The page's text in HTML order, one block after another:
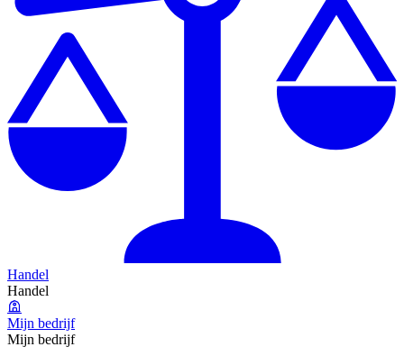
Handel
Handel
Mijn bedrijf
Mijn bedrijf